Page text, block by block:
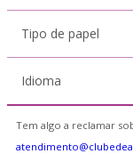
Tipo de papel
Idioma
Tem algo a reclamar